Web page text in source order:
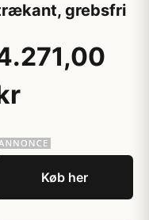
grebsfri
Køb her